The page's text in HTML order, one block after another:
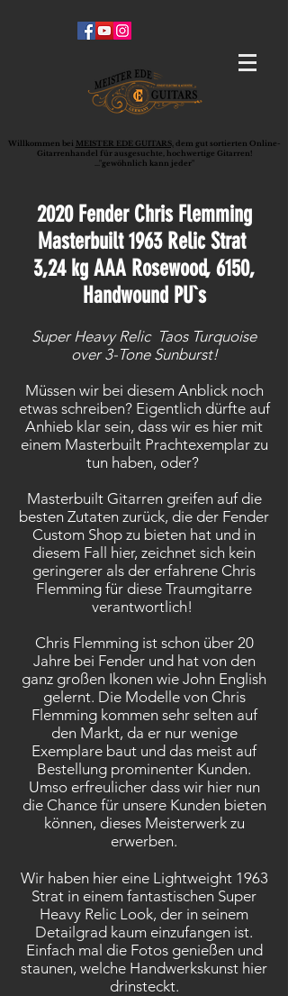
Willkommen bei MEISTER EDE GUITARS,dem gut sortierten Online-
G ita rrenhandel für ausgesuchte, hochwertige Gitarren!
..."gewöhnlich kann jeder"
2020 Fender Chris Flemming
Masterbuilt 1963 Relic Strat
3,24 kg AAA Rosewood, 6150,
Handwound PU`s
Super Heavy Relic Taos Turquoise
over 3-Tone Sunburst!
Müssen wir bei diesem Anblick noch
etwas schreiben? Eigentlich dürfte auf
Anhieb klar sein, dass wir es hier mit
einem Masterbuilt Prachtexemplar zu
tun haben, oder?
Masterbuilt Gitarren greifen auf die
besten Zutaten zurück, die der Fender
Custom Shop zu bieten hat und in
diesem Fall hier, zeichnet sich kein
geringerer als der erfahrene Chris
Flemming für diese Traumgitarre
verantwortlich!
Chris Flemming ist schon über 20
Jahre bei Fender und hat von den
ganz großen Ikonen wie John English
gelernt. Die Modelle von Chris
Flemming kommen sehr selten auf
den Markt, da er nur wenige
Exemplare baut und das meist auf
Bestellung prominenter Kunden.
Umso erfreulicher dass wir hier nun
die Chance für unsere Kunden bieten
können, dieses Meisterwerk zu
erwerben.
Wir haben hier eine Lightweight 1963
Strat in einem fantastischen Super
Heavy Relic Look, der in seinem
Detailgrad kaum einzufangen ist.
Einfach mal die Fotos genießen und
staunen, welche Handwerkskunst hier
drinsteckt.